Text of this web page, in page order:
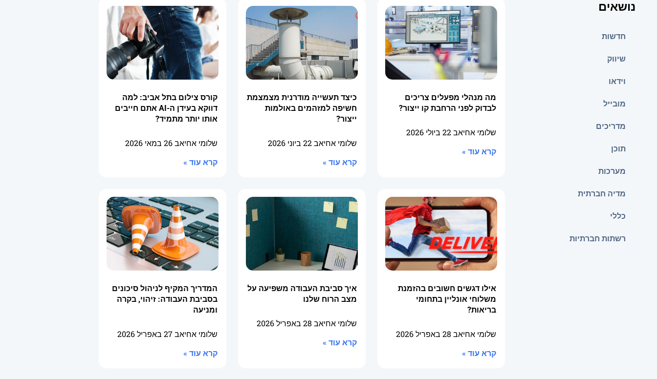
נושאים
חדשות
שיווק
וידאו
מובייל
מדריכים
תוכן
מערכות
מדיה חברתית
כללי
רשתות חברתיות
מה מנהלי מפעלים צריכים
לבדוק לפני הרחבת קו ייצור?
שלומי אחיאב22 ביולי 2026
קרא עוד »
כיצד תעשייה מודרנית מצמצמת
חשיפה למזהמים באולמות
ייצור?
שלומי אחיאב22 ביוני 2026
קרא עוד »
קורס צילום בתל אביב: למה
דווקא בעידן ה-AI אתם חייבים
אותו יותר מתמיד?
שלומי אחיאב26 במאי 2026
קרא עוד »
אילו דגשים חשובים בהזמנת
משלוחי אונליין בתחומי
בריאות?
שלומי אחיאב 28 באפריל 2026
קרא עוד »
איך סביבת העבודה משפיעה על
מצב הרוח שלנו
שלומי אחיאב 28 באפריל 2026
קרא עוד »
המדריך המקיף לניהול סיכונים
בסביבת העבודה: זיהוי, בקרה
ומניעה
שלומי אחיאב27 באפריל 2026
קרא עוד »